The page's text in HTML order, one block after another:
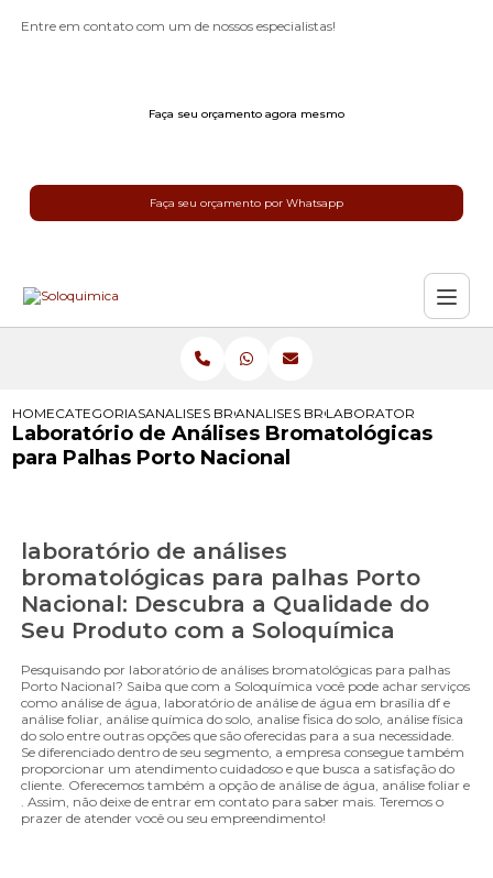
Entre em contato com um de nossos especialistas!
Faça seu orçamento agora mesmo
Faça seu orçamento por Whatsapp
HOMECATEGORIASANALISES BROMATOLOGICAS
ANALISES BROMATOLOGICAS PARA
LABORATORIO DE
Laboratório de Análises Bromatológicas
para Palhas Porto Nacional
laboratório de análises
bromatológicas para palhas Porto
Nacional: Descubra a Qualidade do
Seu Produto com a Soloquímica
Pesquisando por laboratório de análises bromatológicas para palhas
Porto Nacional? Saiba que com a Soloquímica você pode achar serviços
como análise de água, laboratório de análise de água em brasília df e
análise foliar, análise química do solo, analise fisica do solo, análise física
do solo entre outras opções que são oferecidas para a sua necessidade.
Se diferenciado dentro de seu segmento, a empresa consegue também
proporcionar um atendimento cuidadoso e que busca a satisfação do
cliente. Oferecemos também a opção de análise de água, análise foliar e
. Assim, não deixe de entrar em contato para saber mais. Teremos o
prazer de atender você ou seu empreendimento!